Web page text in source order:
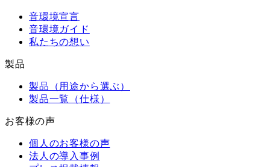
音環境宣言
音環境ガイド
私たちの想い
製品
製品（用途から選ぶ）
製品一覧（仕様）
お客様の声
個人のお客様の声
法人の導入事例